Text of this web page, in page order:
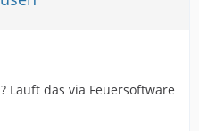
Läuft das via Feuersoftware